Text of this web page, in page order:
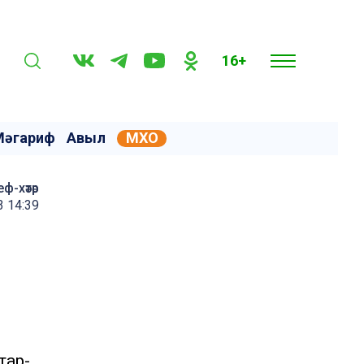
16+
Авыл МХО
хәтәр
14:39